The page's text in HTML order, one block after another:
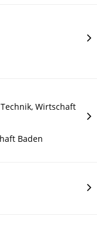
Wirtschaft
Baden